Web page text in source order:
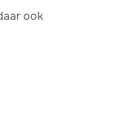
ook